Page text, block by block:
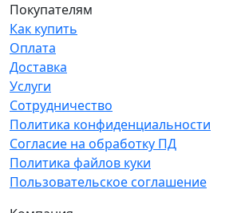
Покупателям
Как купить
Оплата
Доставка
Услуги
Сотрудничество
Политика конфиденциальности
Согласие на обработку ПД
Политика файлов куки
Пользовательское соглашение